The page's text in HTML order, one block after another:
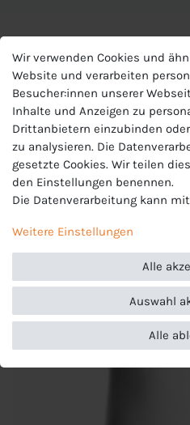
ARTIKELLISTE
Wir verwenden Cookies und
Website und verarbeiten
Besucher:innen unserer
Inhalte und Anzeigen zu
Drittanbietern einzubinden
zu analysieren. Die
gesetzte Cookies. Wir teilen
den Einstellungen benennen.
Die Datenverarbeitung kann
erteilt oder abgelehnt werden.
einzuwilligen und die
Zeitpunkt zu ändern oder zu
Impressumund weitere
personenbezogener Daten in
Weitere Einstellungen
Alle
Alle
Auswahl